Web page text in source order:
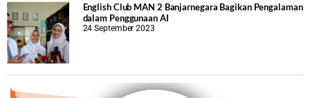
English Club MAN 2 Banjarnegara Bagikan Pengalaman
dalam Penggunaan AI
24 September 2023